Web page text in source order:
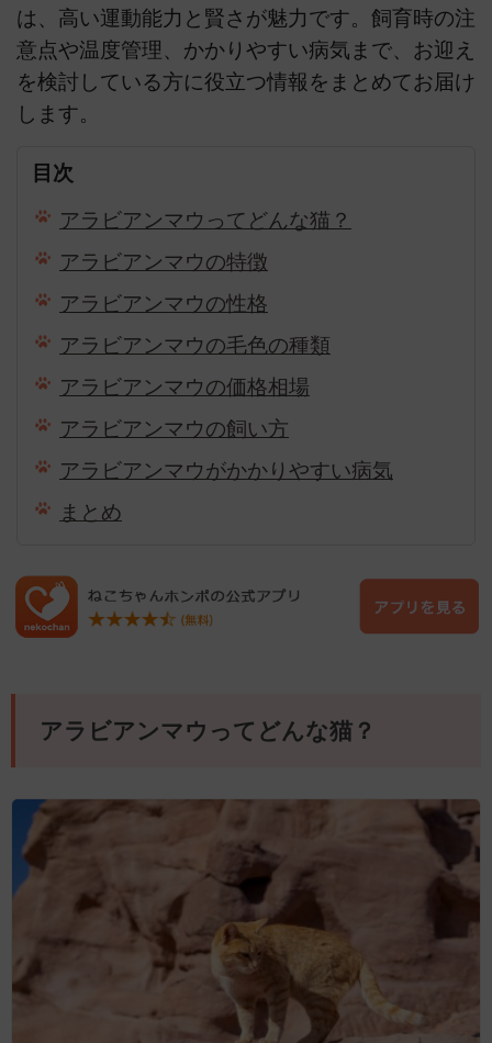
は、高い運動能力と賢さが魅力です。飼育時の注
意点や温度管理、かかりやすい病気まで、お迎え
を検討している方に役立つ情報をまとめてお届け
します。
目次
アラビアンマウってどんな猫？
アラビアンマウの特徴
アラビアンマウの性格
アラビアンマウの毛色の種類
アラビアンマウの価格相場
アラビアンマウの飼い方
アラビアンマウがかかりやすい病気
まとめ
アラビアンマウってどんな猫？